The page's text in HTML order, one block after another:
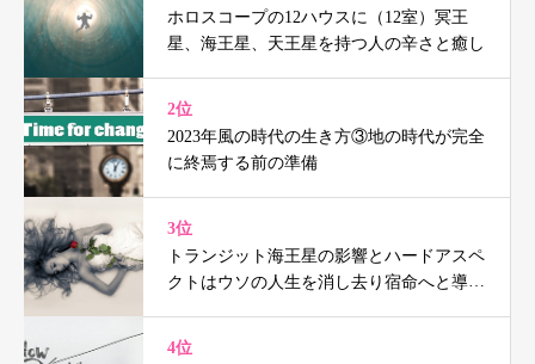
ホロスコープの12ハウスに（12室）冥王
星、海王星、天王星を持つ人の辛さと癒し
2位
2023年風の時代の生き方③地の時代が完全
に終焉する前の準備
3位
トランジット海王星の影響とハードアスペ
クトはウソの人生を消し去り宿命へと導く
4位